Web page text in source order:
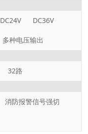
DC24V DC36V
多种电压输出
32路
消防报警信号强切